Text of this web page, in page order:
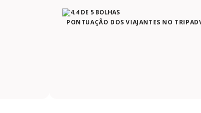
PONTUAÇÃO DOS VIAJANTES NO